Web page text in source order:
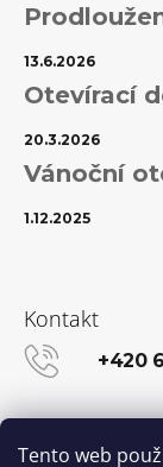
Tento web
13.6.2026
Otevírací
20.3.2026
Vánoční
1.12.2025
Kontakt
+420